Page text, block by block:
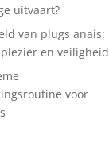
uitvaart?
van plugs anais:
en veiligheid
voor